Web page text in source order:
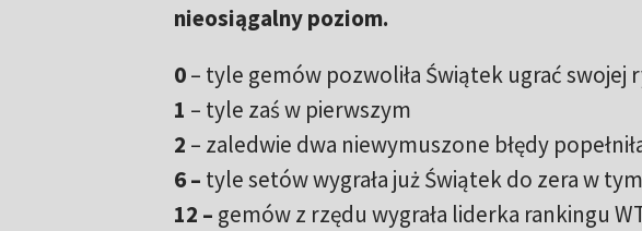
nieosiągalny poziom.
0– tyle gemów pozwoliła Świątek ugrać swojej
1 – tyle zaś w pierwszym
2 – zaledwie dwa niewymuszone błędy
6 – tyle setów wygrała już Świątek do zera w
12 – gemów z rzędu wygrała liderka rankingu